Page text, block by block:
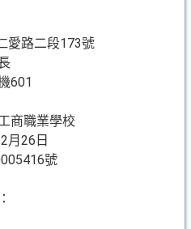
愛路二段173號
601
商職業學校
月26日
號